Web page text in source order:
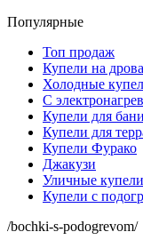
Популярные
Топ продаж
Купели на
Холодные
С
Купели для бани
Купели для
Купели Фурако
Джакузи
Уличные купели
Купели с
/bochki-s-podogrevom/